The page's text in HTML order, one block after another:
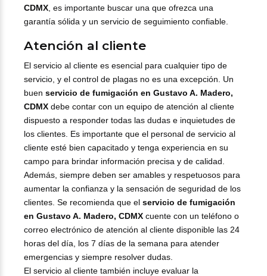
CDMX , es importante buscar una que ofrezca una
garantía sólida y un servicio de seguimiento confiable.
Atención al cliente
El servicio al cliente es esencial para cualquier tipo de
servicio, y el control de plagas no es una excepción. Un
buen servicio de fumigación en Gustavo A. Madero,
CDMX debe contar con un equipo de atención al cliente
dispuesto a responder todas las dudas e inquietudes de
los clientes. Es importante que el personal de servicio al
cliente esté bien capacitado y tenga experiencia en su
campo para brindar información precisa y de calidad.
Además, siempre deben ser amables y respetuosos para
aumentar la confianza y la sensación de seguridad de los
clientes. Se recomienda que el servicio de fumigación
en Gustavo A. Madero, CDMX cuente con un teléfono o
correo electrónico de atención al cliente disponible las 24
horas del día, los 7 días de la semana para atender
emergencias y siempre resolver dudas.
El servicio al cliente también incluye evaluar la